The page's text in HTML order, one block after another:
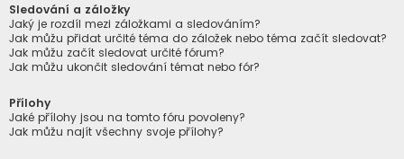
Sledování a záložky
Jaký je rozdíl mezi záložkami a sledováním?
Jak můžu přidat určité téma do záložek nebo téma začít sledovat?
Jak můžu začít sledovat určité fórum?
Jak můžu ukončit sledování témat nebo fór?
Přílohy
Jaké přílohy jsou na tomto fóru povoleny?
Jak můžu najít všechny svoje přílohy?